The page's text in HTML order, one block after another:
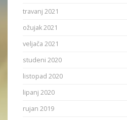
travanj 2021
ožujak 2021
veljača 2021
studeni 2020
listopad 2020
lipanj 2020
rujan 2019